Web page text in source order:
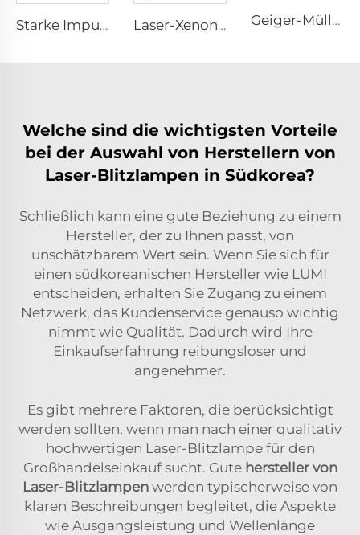
Starke Impuls keimtötende Lampe L1890U – 9×40×140U mm Laser-Xenonlampe L2421-7×85×150 mm Geiger-Müller M4011
Welche sind die wichtigsten Vorteile
bei der Auswahl von Herstellern von
Laser-Blitzlampen in Südkorea?
Schließlich kann eine gute Beziehung zu einem
Hersteller, der zu Ihnen passt, von
unschätzbarem Wert sein. Wenn Sie sich für
einen südkoreanischen Hersteller wie LUMI
entscheiden, erhalten Sie Zugang zu einem
Netzwerk, das Kundenservice genauso wichtig
nimmt wie Qualität. Dadurch wird Ihre
Einkaufserfahrung reibungsloser und
angenehmer.
Es gibt mehrere Faktoren, die berücksichtigt
werden sollten, wenn man nach einer qualitativ
hochwertigen Laser-Blitzlampe für den
Großhandelseinkauf sucht. Gute hersteller von
Laser-Blitzlampen werden typischerweise von
klaren Beschreibungen begleitet, die Aspekte
wie Ausgangsleistung und Wellenlänge